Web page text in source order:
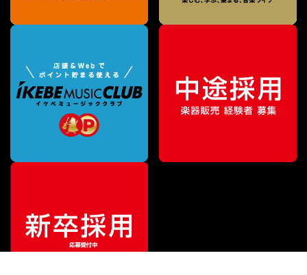
販売価格¥36,000（税込）